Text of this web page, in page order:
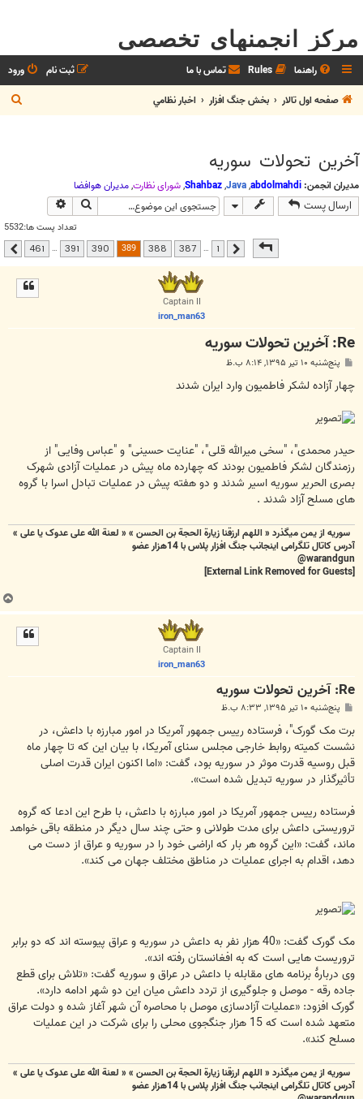
مرکز انجمنهای تخصصی
راهنما Rules تماس با ما ورود
ثبت نام
صفحه اول تالار
بخش جنگ افزار اخبار نظامي
ج
س
آخرين تحولات سوريه
مدیران انجمن: abdolmahdi
,
Java
,
Shahbaz
,شوراي نظارت,مديران هوافضا
ارسال پست جستجو
تعداد پست ها:5532
461 قبلی …
387
388
389
390
391
…
461 بعدی
Captain II
iron_man63
Re: آخرين تحولات سوريه
پ
ت
پنج‌شنبه ۱۰ تیر ۱۳۹۵, ۸:۱۴ ب.ظ
چهار آزاده لشکر فاطمیون وارد ایران شدند
حیدر محمدی"، "سخی میرالله قلی"، "عنایت حسینی" و "عباس وفایی" از
رزمندگان لشکر فاطمیون بودند که چهارده ماه پیش در عملیات آزادی شهرک
بصری الحریر سوریه اسیر شدند و دو هفته پیش در عملیات تبادل اسرا با گروه
های مسلح آزاد شدند .
سوریه از یمن میگذرد « اللهم ارزقنا زيارة الحجة بن الحسن » « لعنة الله علی عدوک یا علی »
آدرس کاتال تلگرامی اینجانب جنگ افزار پلاس با 14هزار عضو
warandgun@
ب
ا
Captain II
iron_man63
Re: آخرين تحولات سوريه
پ
ت
پنج‌شنبه ۱۰ تیر ۱۳۹۵, ۸:۳۳ ب.ظ
برت مک گورک"، فرستاده رییس جمهور آمریکا در امور مبارزه با داعش، در
نشست کمیته روابط خارجی مجلس سنای آمریکا، با بیان این که تا چهار ماه
قبل روسیه قدرت موثر در سوریه بود، گفت: «اما اکنون ایران قدرت اصلی
تأثیرگذار در سوریه تبدیل شده است».
فرستاده رییس جمهور آمریکا در امور مبارزه با داعش، با طرح این ادعا که گروه
تروریستی داعش برای مدت طولانی و حتی چند سال دیگر در منطقه باقی خواهد
ماند، گفت: «این گروه هر بار که اراضی خود را در سوریه و عراق از دست می
دهد، اقدام به اجرای عملیات در مناطق مختلف جهان می کند».
مک گورک گفت: «40 هزار نفر به داعش در سوریه و عراق پیوسته اند که دو برابر
تروریست هایی است که به افغانستان رفته اند».
وی دربارۀ برنامه های مقابله با داعش در عراق و سوریه گفت: «تلاش برای قطع
جاده رقه - موصل و جلوگیری از تردد داعش میان این دو شهر ادامه دارد».
گورک افزود: «عملیات آزادسازی موصل با محاصره آن شهر آغاز شده و دولت عراق
متعهد شده است که 15 هزار جنگجوی محلی را برای شرکت در این عملیات
مسلح کند».
سوریه از یمن میگذرد « اللهم ارزقنا زيارة الحجة بن الحسن » « لعنة الله علی عدوک یا علی »
آدرس کاتال تلگرامی اینجانب جنگ افزار پلاس با 14هزار عضو